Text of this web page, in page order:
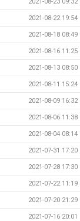
2021-08-22 19:54
2021-08-18 08:49
2021-08-16 11:25
2021-08-13 08:50
2021-08-11 15:24
2021-08-09 16:32
2021-08-06 11:38
2021-08-04 08:14
2021-07-31 17:20
2021-07-28 17:30
2021-07-22 11:19
2021-07-20 21:29
2021-07-16 20:01